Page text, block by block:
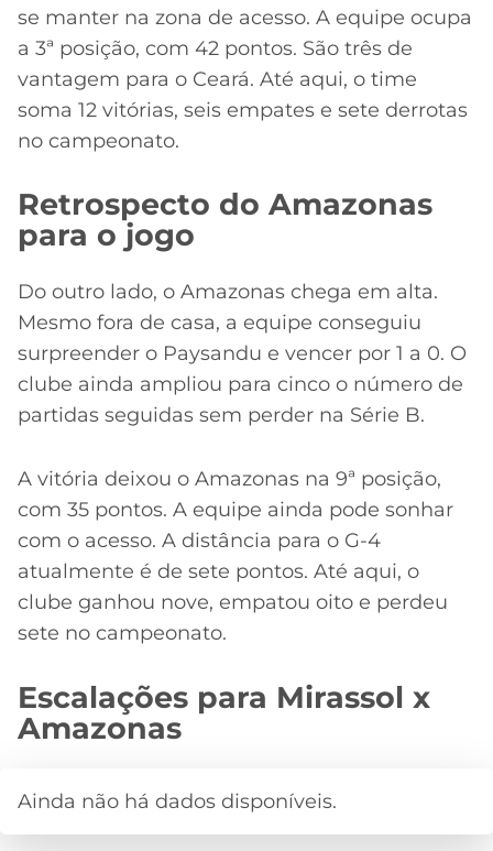
se manter na zona de acesso. A equipe ocupa
a 3ª posição, com 42 pontos. São três de
vantagem para o Ceará. Até aqui, o time
soma 12 vitórias, seis empates e sete derrotas
no campeonato.
Retrospecto do Amazonas
para o jogo
Do outro lado, o Amazonas chega em alta.
Mesmo fora de casa, a equipe conseguiu
surpreender o Paysandu e vencer por 1 a 0. O
clube ainda ampliou para cinco o número de
partidas seguidas sem perder na Série B.
A vitória deixou o Amazonas na 9ª posição,
com 35 pontos. A equipe ainda pode sonhar
com o acesso. A distância para o G-4
atualmente é de sete pontos. Até aqui, o
clube ganhou nove, empatou oito e perdeu
sete no campeonato.
Escalações para Mirassol x
Amazonas